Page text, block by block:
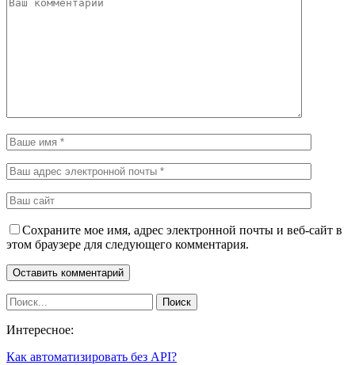
Сохраните мое имя, адрес электронной почты и веб-сайт в
этом браузере для следующего комментария.
Интересное:
Как автоматизировать без API?